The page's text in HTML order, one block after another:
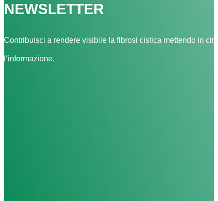
NEWSLETTER
Contribuisci a rendere visibile la fibrosi cistica mettendo in
l’informazione.